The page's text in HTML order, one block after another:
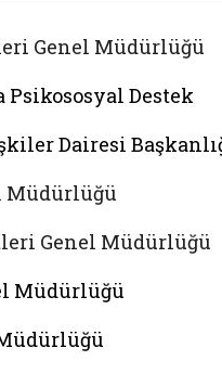
Genel Müdürlüğü
Destek
Dairesi
Müdürlüğü
Genel Müdürlüğü
Müdürlüğü